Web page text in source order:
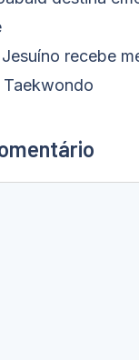
recebe
Taekwondo